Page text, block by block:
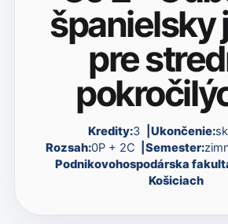
španielsky
pre
Kredity:3 Ukončenie:
Rozsah:0P + 2C Semester:
Podnikovohospodárska
Košiciach